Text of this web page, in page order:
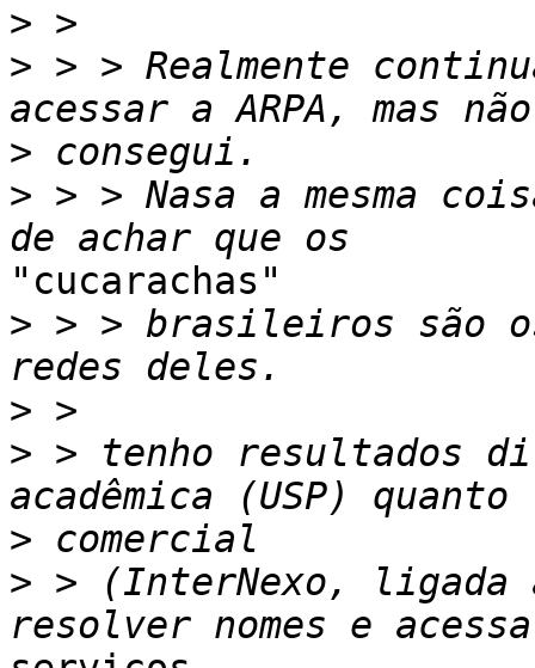
>
> > > Realmente
>
> > > Nasa a mesma
"cucarachas"
> > > brasileiros são
>
> > tenho resultados
>
> > (InterNexo, ligada